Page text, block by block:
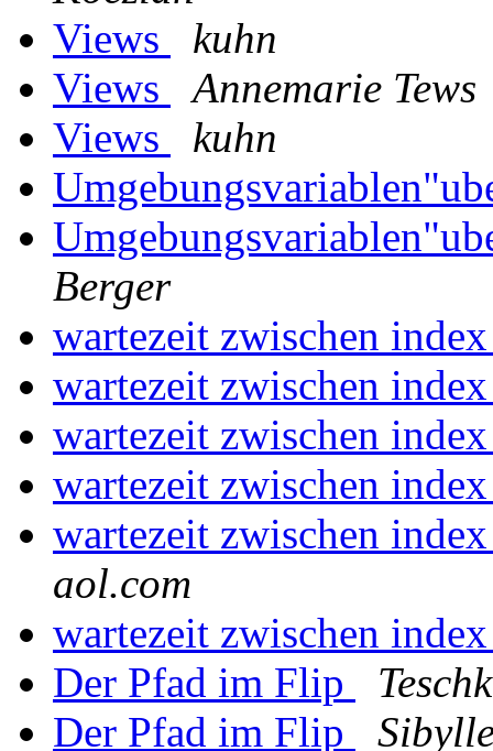
Views
kuhn
Views
Annemarie Tews
Views
kuhn
Berger
wartezeit zwischen
wartezeit zwischen
wartezeit zwischen
wartezeit zwischen
wartezeit zwischen
aol.com
wartezeit zwischen
Der Pfad im Flip
Der Pfad im Flip